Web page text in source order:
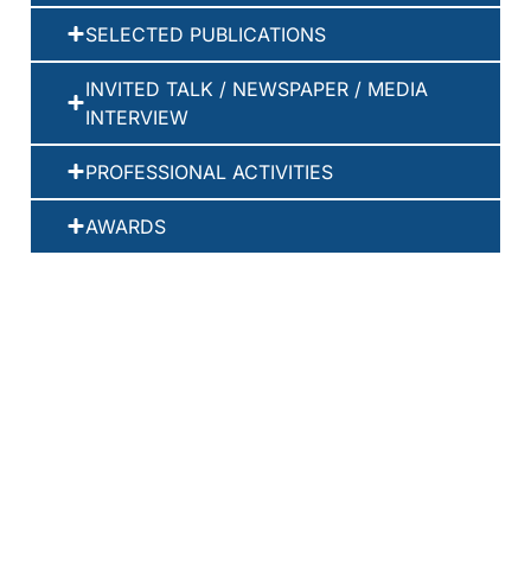
SELECTED PUBLICATIONS
INVITED TALK / NEWSPAPER / MEDIA
INTERVIEW
PROFESSIONAL ACTIVITIES
AWARDS